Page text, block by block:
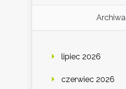
Archiwa
lipiec 2026
czerwiec 2026